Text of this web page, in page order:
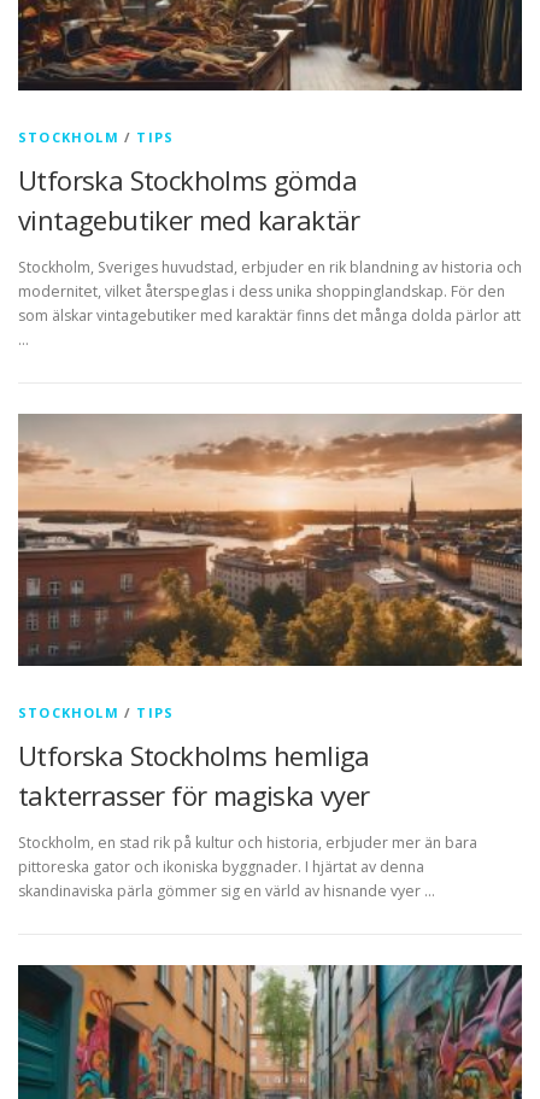
STOCKHOLM / TIPS
Utforska Stockholms gömda
vintagebutiker med karaktär
Stockholm, Sveriges huvudstad, erbjuder en rik blandning av historia och
modernitet, vilket återspeglas i dess unika shoppinglandskap. För den
som älskar vintagebutiker med karaktär finns det många dolda pärlor att
…
STOCKHOLM / TIPS
Utforska Stockholms hemliga
takterrasser för magiska vyer
Stockholm, en stad rik på kultur och historia, erbjuder mer än bara
pittoreska gator och ikoniska byggnader. I hjärtat av denna
skandinaviska pärla gömmer sig en värld av hisnande vyer …